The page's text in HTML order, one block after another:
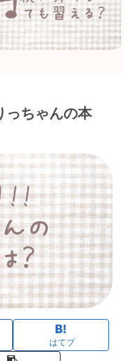
っちゃんの本
はてブ